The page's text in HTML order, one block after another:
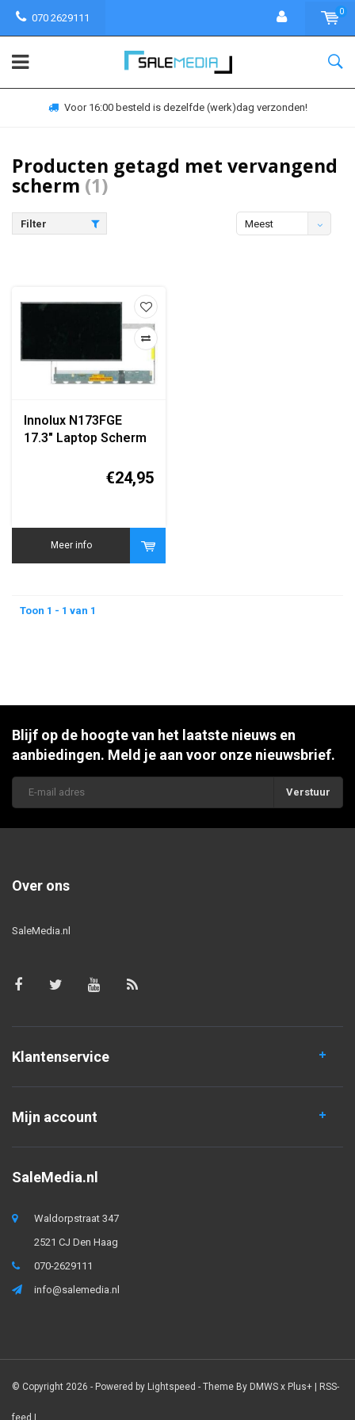
070 2629111
0
Voor 16:00 besteld is dezelfde (werk)dag verzonden!
Producten getagd met vervangend
scherm (1)
Filter
Meest
Innolux N173FGE
17.3" Laptop Scherm
€24,95
Meer info
Toon 1 - 1 van 1
Blijf op de hoogte van het laatste nieuws en
aanbiedingen. Meld je aan voor onze nieuwsbrief.
Verstuur
Over ons
SaleMedia.nl
Klantenservice
Mijn account
SaleMedia.nl
Waldorpstraat 347
2521 CJ Den Haag
070-2629111
info@salemedia.nl
© Copyright 2026 - Powered by Lightspeed - Theme By DMWS x Plus+ | RSS-
feed |